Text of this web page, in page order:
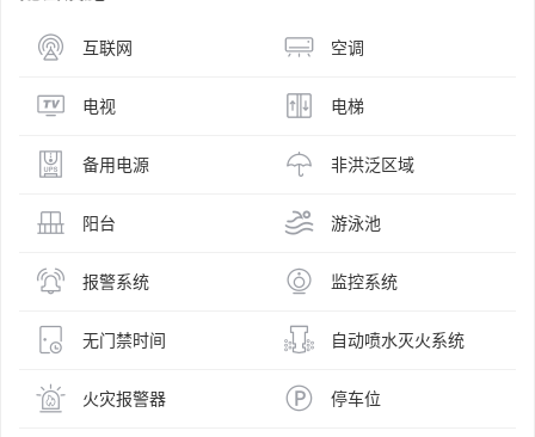
互联网 空调
电视 电梯
备用电源 非洪泛区域
阳台 游泳池
报警系统 监控系统
无门禁时间 自动喷水灭火系统
火灾报警器 停车位